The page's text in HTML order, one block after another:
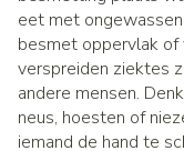
eet met
besmet oppervlak of
verspreiden ziektes
andere mensen.
neus, hoesten of
iemand de hand te